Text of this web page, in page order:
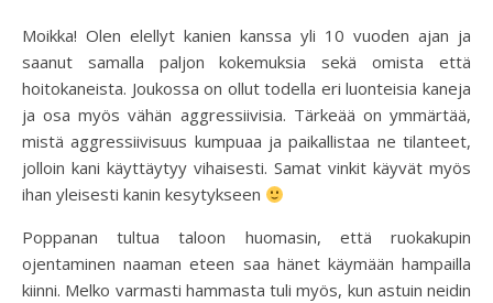
Moikka! Olen elellyt kanien kanssa yli 10 vuoden ajan ja
saanut samalla paljon kokemuksia sekä omista että
hoitokaneista. Joukossa on ollut todella eri luonteisia kaneja
ja osa myös vähän aggressiivisia. Tärkeää on ymmärtää,
mistä aggressiivisuus kumpuaa ja paikallistaa ne tilanteet,
jolloin kani käyttäytyy vihaisesti. Samat vinkit käyvät myös
ihan yleisesti kanin kesytykseen
Poppanan tultua taloon huomasin, että ruokakupin
ojentaminen naaman eteen saa hänet käymään hampailla
kiinni. Melko varmasti hammasta tuli myös, kun astuin neidin